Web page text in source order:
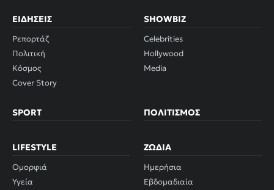
ΕΙΔΉΣΕΙΣ
Ρεπορτάζ
Πολιτική
Κόσμος
Cover Story
SHOWBIZ
Celebrities
Hollywood
Media
SPORT ΠΟΛΙΤΙΣΜΌΣ
LIFESTYLE
Ομορφιά
Υγεία
ΖΏΔΙΑ
Ημερήσια
Εβδομαδιαία